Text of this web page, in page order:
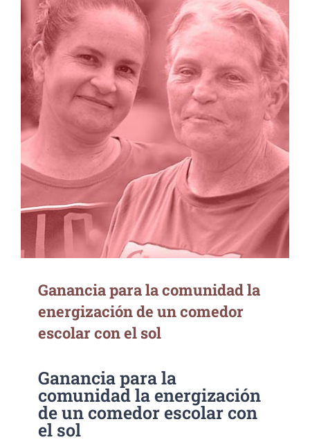
Ganancia para la comunidad la
energización de un comedor escolar con el
sol
Ganancia para la comunidad la
energización de un comedor
escolar con el sol
Ganancia para la
comunidad la energización
de un comedor escolar con
el sol